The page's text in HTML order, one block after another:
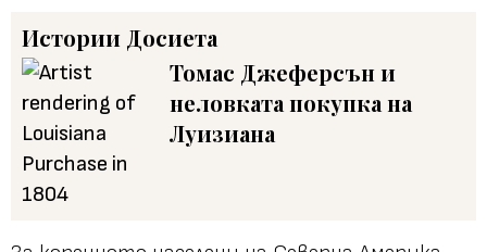
Истории Досиета
Томас Джеферсън и
неловката покупка на
Луизиана